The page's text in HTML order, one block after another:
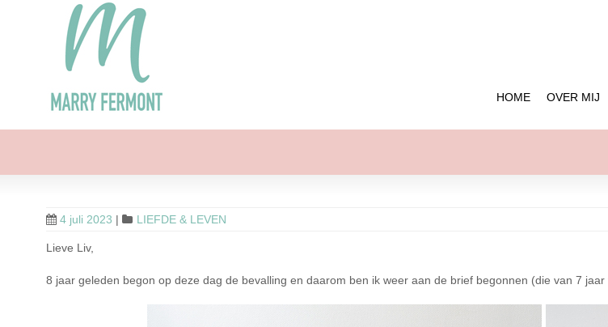
HOME OVER MIJ
4 juli 2023 | LIEFDE & LEVEN
Lieve Liv,
8 jaar geleden begon op deze dag de bevalling en daarom ben ik weer aan de brief begonnen (die van 7 jaar